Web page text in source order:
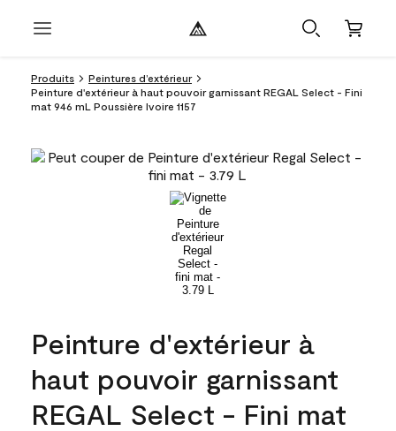
Produits
Peintures d’extérieur
Peinture d'extérieur à haut pouvoir garnissant REGAL Select - Fini
mat 946 mL Poussière Ivoire 1157
Peinture d'extérieur à
haut pouvoir garnissant
REGAL Select - Fini mat